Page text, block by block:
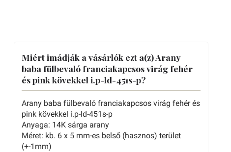
Miért imádják a vásárlók ezt a(z) Arany
baba fülbevaló franciakapcsos virág fehér
és pink kövekkel i.p-ld-451s-p?
Arany baba fülbevaló franciakapcsos virág fehér és
pink kövekkel i.p-ld-451s-p
Anyaga: 14K sárga arany
Méret: kb. 6 x 5 mm-es belső (hasznos) terület
(+-1mm)